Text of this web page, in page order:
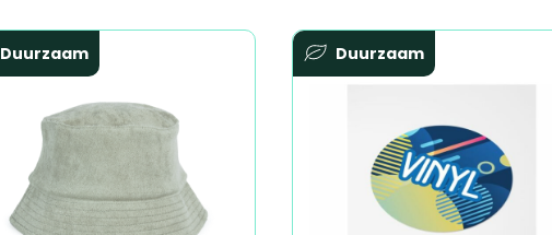
Duurzaam Duurzaam